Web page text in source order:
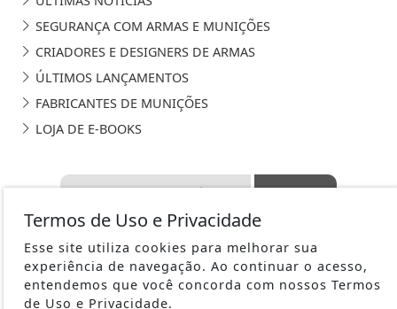
SEGURANÇA COM ARMAS E MUNIÇÕES
CRIADORES E DESIGNERS DE ARMAS
ÚLTIMOS LANÇAMENTOS
FABRICANTES DE MUNIÇÕES
LOJA DE E-BOOKS
TERMOS DE USO E PRIVACIDADE
Termos de Uso e Privacidade
Esse site utiliza cookies para melhorar sua
experiência de navegação. Ao continuar o acesso,
entendemos que você concorda com nossos Termos
de Uso e Privacidade.